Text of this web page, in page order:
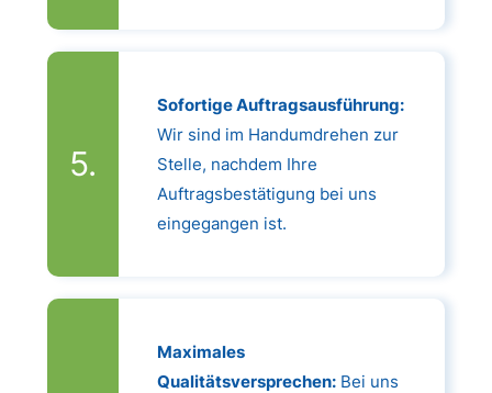
Sofortige Auftragsausführung:
Wir sind im Handumdrehen zur
Stelle, nachdem Ihre
Auftragsbestätigung bei uns
eingegangen ist.
Maximales
Qualitätsversprechen:Bei uns